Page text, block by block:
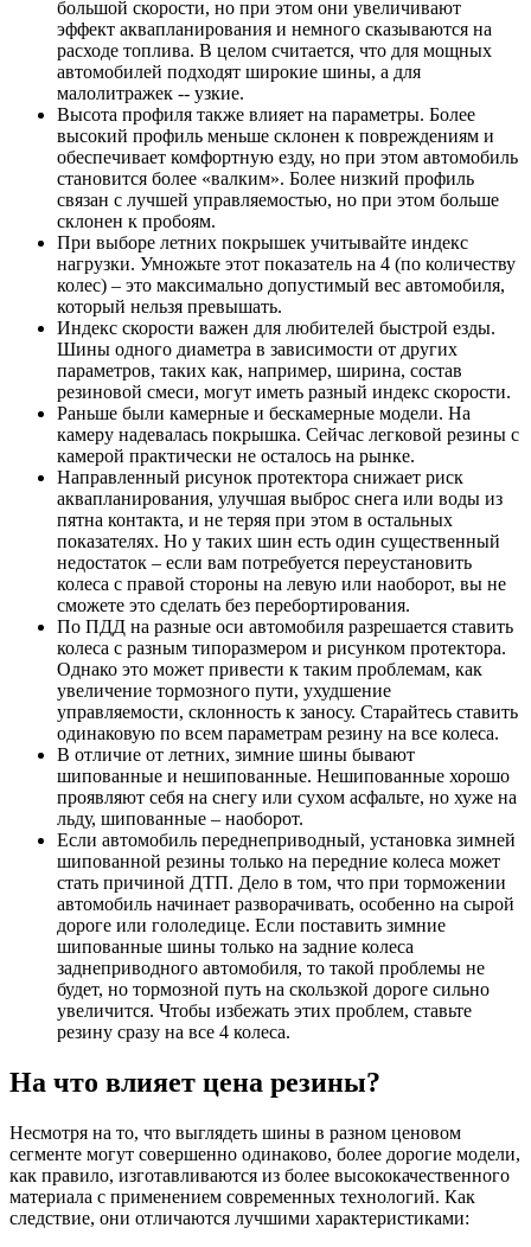
большой скорости, но при этом они увеличивают
эффект аквапланирования и немного сказываются на
расходе топлива. В целом считается, что для мощных
автомобилей подходят широкие шины, а для
малолитражек -- узкие.
Высота профиля также влияет на параметры. Более
высокий профиль меньше склонен к повреждениям и
обеспечивает комфортную езду, но при этом автомобиль
становится более «валким». Более низкий профиль
связан с лучшей управляемостью, но при этом больше
склонен к пробоям.
При выборе летних покрышек учитывайте индекс
нагрузки. Умножьте этот показатель на 4 (по количеству
колес) – это максимально допустимый вес автомобиля,
который нельзя превышать.
Индекс скорости важен для любителей быстрой езды.
Шины одного диаметра в зависимости от других
параметров, таких как, например, ширина, состав
резиновой смеси, могут иметь разный индекс скорости.
Раньше были камерные и бескамерные модели. На
камеру надевалась покрышка. Сейчас легковой резины с
камерой практически не осталось на рынке.
Направленный рисунок протектора снижает риск
аквапланирования, улучшая выброс снега или воды из
пятна контакта, и не теряя при этом в остальных
показателях. Но у таких шин есть один существенный
недостаток – если вам потребуется переустановить
колеса с правой стороны на левую или наоборот, вы не
сможете это сделать без перебортирования.
По ПДД на разные оси автомобиля разрешается ставить
колеса с разным типоразмером и рисунком протектора.
Однако это может привести к таким проблемам, как
увеличение тормозного пути, ухудшение
управляемости, склонность к заносу. Старайтесь ставить
одинаковую по всем параметрам резину на все колеса.
В отличие от летних, зимние шины бывают
шипованные и нешипованные. Нешипованные хорошо
проявляют себя на снегу или сухом асфальте, но хуже на
льду, шипованные – наоборот.
Если автомобиль переднеприводный, установка зимней
шипованной резины только на передние колеса может
стать причиной ДТП. Дело в том, что при торможении
автомобиль начинает разворачивать, особенно на сырой
дороге или гололедице. Если поставить зимние
шипованные шины только на задние колеса
заднеприводного автомобиля, то такой проблемы не
будет, но тормозной путь на скользкой дороге сильно
увеличится. Чтобы избежать этих проблем, ставьте
резину сразу на все 4 колеса.
На что влияет цена резины?
Несмотря на то, что выглядеть шины в разном ценовом
сегменте могут совершенно одинаково, более дорогие модели,
как правило, изготавливаются из более высококачественного
материала с применением современных технологий. Как
следствие, они отличаются лучшими характеристиками: